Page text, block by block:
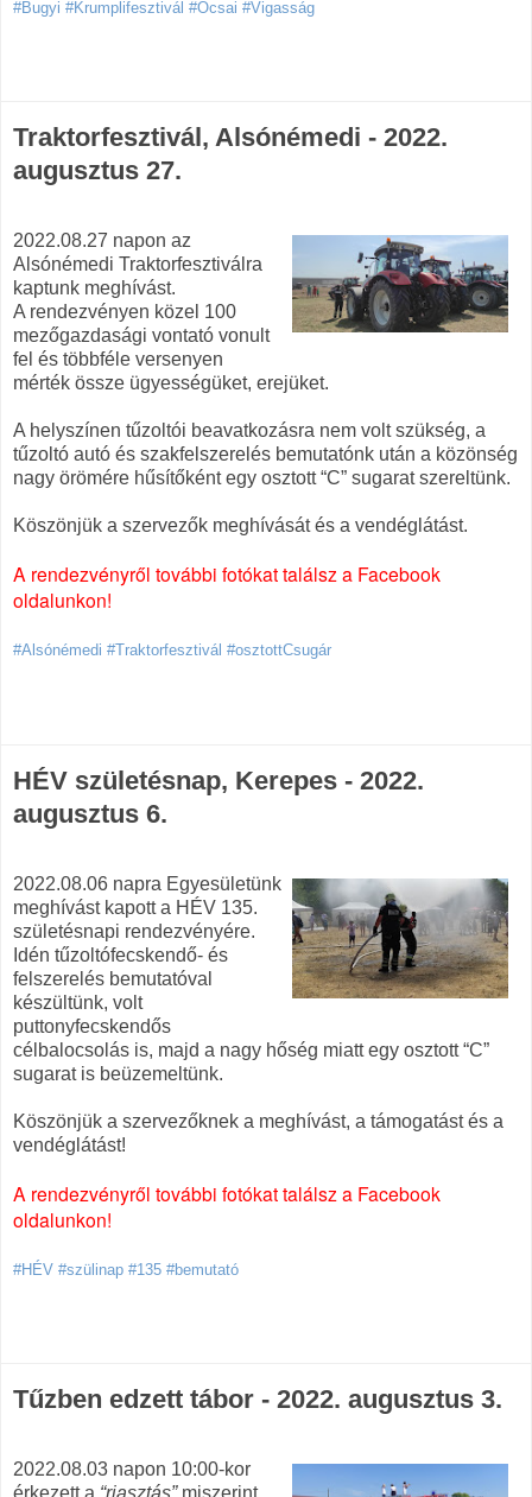
#Bugyi #Krumplifesztivál #Ócsai #Vigasság
Traktorfesztivál, Alsónémedi - 2022.
augusztus 27.
2022.08.27 napon az
Alsónémedi Traktorfesztiválra
kaptunk meghívást.
A rendezvényen közel 100
mezőgazdasági vontató vonult
fel és többféle versenyen
mérték össze ügyességüket, erejüket.
A helyszínen tűzoltói beavatkozásra nem volt szükség, a
tűzoltó autó és szakfelszerelés bemutatónk után a közönség
nagy örömére hűsítőként egy osztott “C” sugarat szereltünk.
Köszönjük a szervezők meghívását és a vendéglátást.
A rendezvényről további fotókat találsz a Facebook
oldalunkon!
#Alsónémedi #Traktorfesztivál #osztottCsugár
HÉV születésnap, Kerepes - 2022.
augusztus 6.
2022.08.06 napra Egyesületünk
meghívást kapott a HÉV 135.
születésnapi rendezvényére.
Idén tűzoltófecskendő- és
felszerelés bemutatóval
készültünk, volt
puttonyfecskendős
célbalocsolás is, majd a nagy hőség miatt egy osztott “C”
sugarat is beüzemeltünk.
Köszönjük a szervezőknek a meghívást, a támogatást és a
vendéglátást!
A rendezvényről további fotókat találsz a Facebook
oldalunkon!
#HÉV #szülinap #135 #bemutató
Tűzben edzett tábor - 2022. augusztus 3.
2022.08.03 napon 10:00-kor